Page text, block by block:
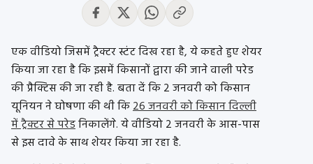
एक वीडियो जिसमें ट्रैक्टर स्टंट दिख रहा है, ये कहते हुए शेयर
किया जा रहा है कि इसमें किसानों द्वारा की जाने वाली परेड
की प्रैक्टिस की जा रही है. बता दें कि 2 जनवरी को किसान
यूनियन ने घोषणा की थी कि26 जनवरी को किसान दिल्ली
में ट्रैक्टर से परेडनिकालेंगे. ये वीडियो 2 जनवरी के आस-पास
से इस दावे के साथ शेयर किया जा रहा है.